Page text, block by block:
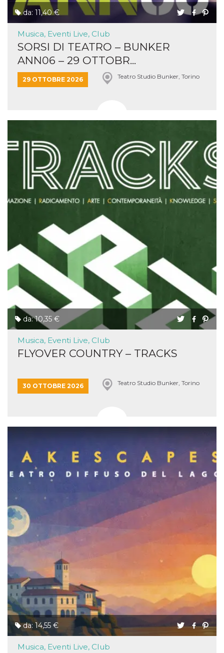
da: 11,40 €
Musica, Eventi Live, Club
SORSI DI TEATRO – BUNKER
ANN06 – 29 OTTOBR...
29 OTTOBRE 2026 Teatro Studio Bunker, Torino
da: 10,35 €
Musica, Eventi Live, Club
FLYOVER COUNTRY – TRACKS
30 OTTOBRE 2026 Teatro Studio Bunker, Torino
da: 14,55 €
Musica, Eventi Live, Club